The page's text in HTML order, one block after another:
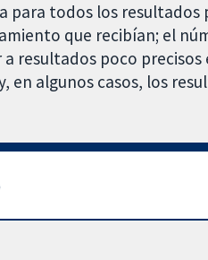
para todos los resultados
que recibían; el
resultados poco
en algunos casos, los